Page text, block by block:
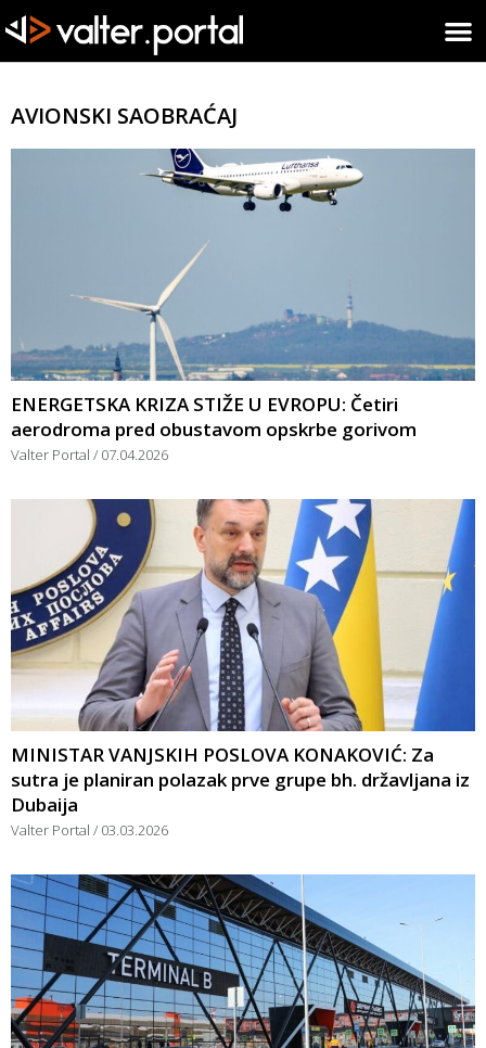
AVIONSKI SAOBRAĆAJ
ENERGETSKA KRIZA STIŽE U EVROPU: Četiri
aerodroma pred obustavom opskrbe gorivom
Valter Portal 07.04.2026
MINISTAR VANJSKIH POSLOVA KONAKOVIĆ: Za
sutra je planiran polazak prve grupe bh. državljana iz
Dubaija
Valter Portal 03.03.2026